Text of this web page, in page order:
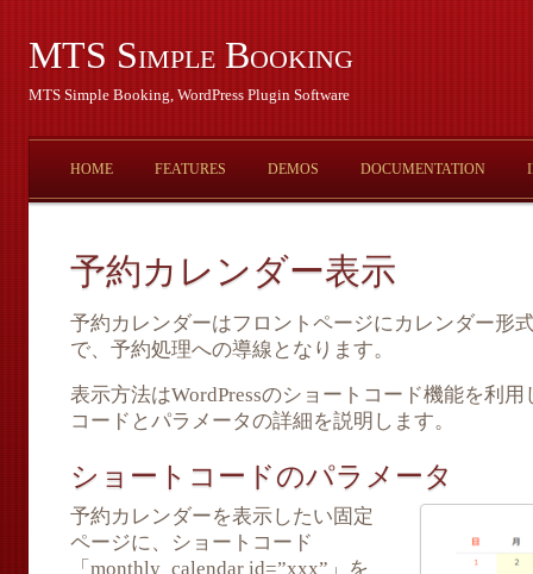
MTS Simple Booking
MTS Simple Booking, WordPress Plugin Software
HOME FEATURES DEMOS DOCUMENTATION
予約カレンダー表示
予約カレンダーはフロントページにカレンダー形
で、予約処理への導線となります。
表示方法はWordPressのショートコード機能を利
コードとパラメータの詳細を説明します。
ショートコードのパラメータ
予約カレンダーを表示したい固定
ページに、ショートコード
「monthly_calendar id=”xxx”」を